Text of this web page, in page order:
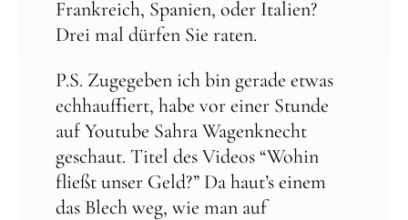
Frankreich, Spanien, oder Italien?
Drei mal dürfen Sie raten.
P.S. Zugegeben ich bin gerade etwas
echhauffiert, habe vor einer Stunde
auf Youtube Sahra Wagenknecht
geschaut. Titel des Videos “Wohin
fließt unser Geld?” Da haut’s einem
das Blech weg, wie man auf